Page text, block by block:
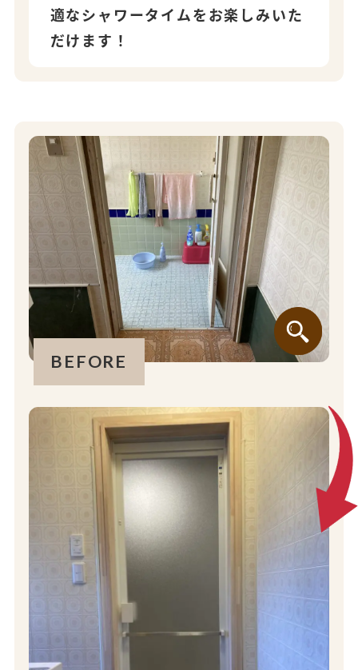
適なシャワータイムをお楽しみいた
だけます！
BEFORE